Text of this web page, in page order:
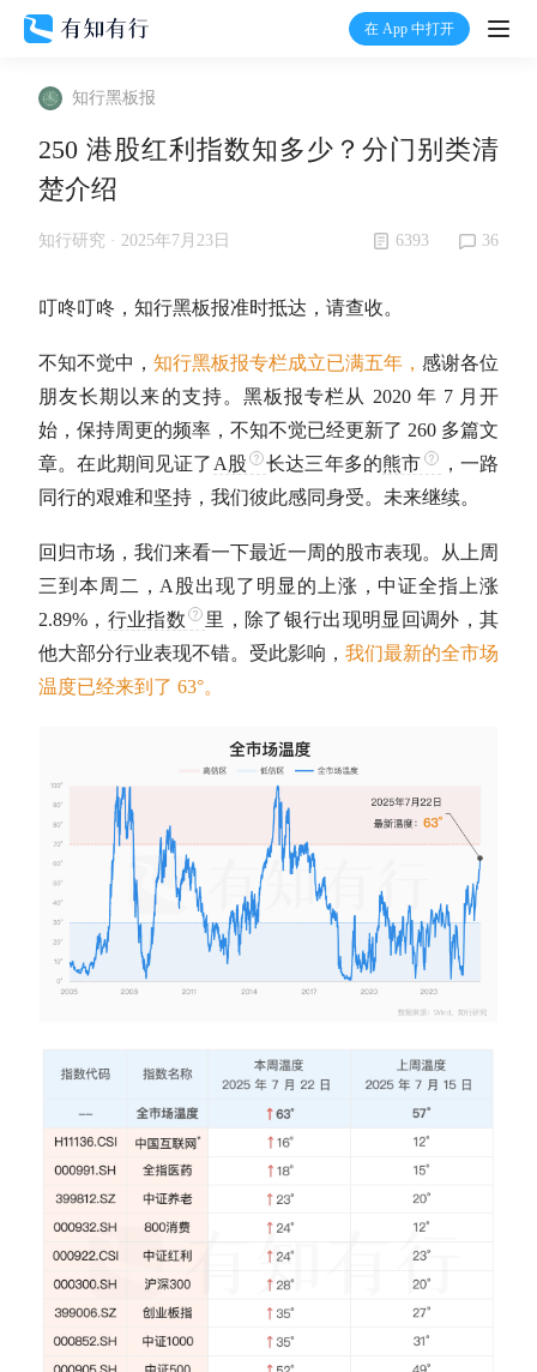
在 App 中打开
打
加入我们
知行黑板报
250 港股红利指数知多少？分门别类清
楚介绍
知行研究 · 2025年7月23日 6393 36
叮咚叮咚，知行黑板报准时抵达，请查收。
不知不觉中， 知行黑板报专栏成立已满五年， 感谢各位
朋友长期以来的支持。黑板报专栏从 2020 年 7 月开
始，保持周更的频率，不知不觉已经更新了 260 多篇文
章。在此期间见证了 A股 长达三年多的熊市
，一路
同行的艰难和坚持，我们彼此感同身受。未来继续。
回归市场，我们来看一下最近一周的股市表现。从上周
三到本周二， A股出现了明显的上涨，中证全指上涨
2.89%， 行业指数
里，除了银行出现明显回调外，其
他大部分行业表现不错。受此影响， 我们最新的全市场
温度已经来到了 63°。